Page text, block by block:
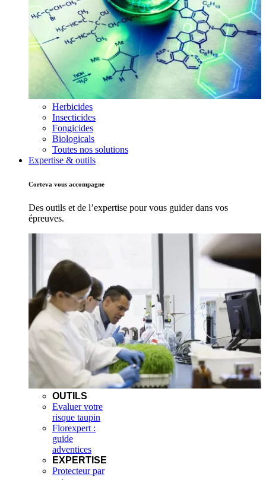
Herbicides
Insecticides
Fongicides
Biologicals
Toutes nos solutions
Expertise & outils
Corteva vous accompagne
Des outils et de l’expertise pour vous guider dans vos
épreuves.
OUTILS
Evaluer votre
risque taupin
Florexpert :
guide
adventices
EXPERTISE
Protecteur par